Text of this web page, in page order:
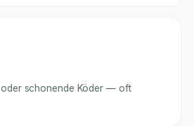
oder schonende Köder — oft